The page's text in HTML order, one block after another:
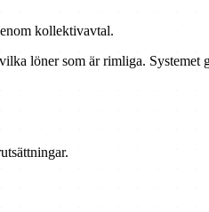
kollektivavtal.
löner som är rimliga.